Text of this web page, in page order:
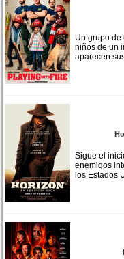
Un grupo de
niños de un
aparecen
Sigue el
enemigos
los Estados